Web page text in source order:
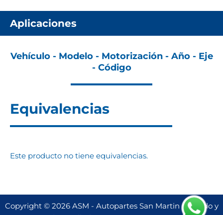
Aplicaciones
Vehículo - Modelo - Motorización - Año - Eje
- Código
Equivalencias
Este producto no tiene equivalencias.
Copyright © 2026 ASM - Autopartes San Martin | Creado y